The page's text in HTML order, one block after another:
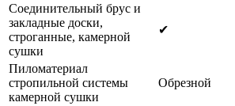
Соединительный брус и
закладные доски,
строганные, камерной
сушки
✔
Пиломатериал
стропильной системы
камерной сушки
Обрезной